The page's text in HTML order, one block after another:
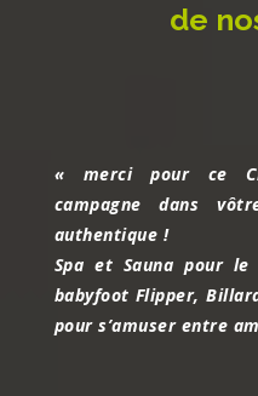
de
« merci pour ce
campagne dans
authentique !
Spa et Sauna pour
babyfoot Flipper,
pour s’amuser entre